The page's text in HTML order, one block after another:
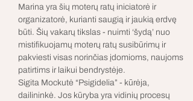
Marina yra šių moterų ratų iniciatorė ir
organizatorė, kurianti saugią ir jaukią erdvę
būti. Šių vakarų tikslas - nuimti ‘šydą’ nuo
mistifikuojamų moterų ratų susibūrimų ir
pakviesti visas norinčias įdomioms, naujoms
patirtims ir laikui bendrystėje.
Sigita Mockutė “Psigidelia” - kūrėja,
dailininkė. Jos kūryba yra vidinių procesų